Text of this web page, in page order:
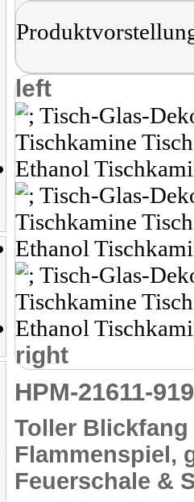
left
right
HPM-21611-
Toller Blickfang
Flammenspiel,
Feuerschale &